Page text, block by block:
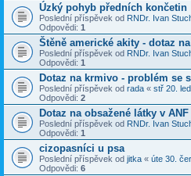
Úzký pohyb předních končetin
Poslední příspěvek od RNDr. Ivan
Odpovědi: 1
Štěně americké akity - dotaz
Poslední příspěvek od RNDr. Ivan
Odpovědi: 1
Dotaz na krmivo - problém se
Poslední příspěvek od rada « stř 20.
Odpovědi: 2
Dotaz na obsažené látky v
Poslední příspěvek od RNDr. Ivan
Odpovědi: 1
cizopasníci u psa
Poslední příspěvek od jitka « úte 30.
Odpovědi: 6